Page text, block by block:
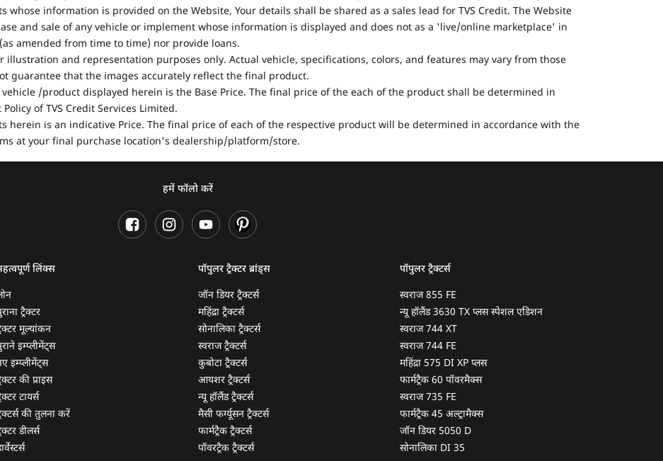
information is provided on the Website, Your details shall be shared as a sales lead for TVS Credit. The Website
and sale of any vehicle or implement whose information is displayed and does not as a 'live/online marketplace' in
amended from time to time) nor provide loans.
illustration and representation purposes only. Actual vehicle, specifications, colors, and features may vary from those
guarantee that the images accurately reflect the final product.
/product displayed herein is the Base Price. The final price of the each of the product shall be determined in
of TVS Credit Services Limited.
herein is an indicative Price. The final price of each of the respective product will be determined in accordance with the
at your final purchase location's dealership/platform/store.
हमें फॉलो करें
लिंक्स
ट्रैक्टर
मूल्यांकन
इम्प्लीमेंट्स
इम्प्लीमेंट्स
की प्राइस
टायर्स
की तुलना करें
डीलर्स
पॉपुलर ट्रैक्टर ब्रांड्स
जॉन डियर ट्रैक्टर्स
महिंद्रा ट्रैक्टर्स
सोनालिका ट्रैक्टर्स
स्वराज ट्रैक्टर्स
कुबोटा ट्रैक्टर्स
आयशर ट्रैक्टर्स
न्यू हॉलैंड ट्रैक्टर्स
मैसी फर्ग्यूसन ट्रैक्टर्स
फार्मट्रैक ट्रैक्टर्स
पॉवरट्रैक ट्रैक्टर्स
पॉपुलर ट्रैक्टर्स
स्वराज 855 FE
न्यू हॉलैंड 3630 TX प्लस स्पेशल एडिशन
स्वराज 744 XT
स्वराज 744 FE
महिंद्रा 575 DI XP प्लस
फार्मट्रैक 60 पॉवरमैक्स
स्वराज 735 FE
फार्मट्रैक 45 अल्ट्रामैक्स
जॉन डियर 5050 D
सोनालिका DI 35